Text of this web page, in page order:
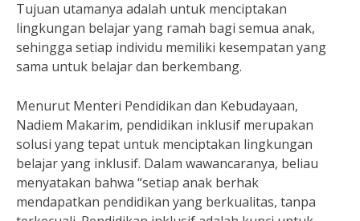
Tujuan utamanya adalah untuk menciptakan
lingkungan belajar yang ramah bagi semua anak,
sehingga setiap individu memiliki kesempatan yang
sama untuk belajar dan berkembang.
Menurut Menteri Pendidikan dan Kebudayaan,
Nadiem Makarim, pendidikan inklusif merupakan
solusi yang tepat untuk menciptakan lingkungan
belajar yang inklusif. Dalam wawancaranya, beliau
menyatakan bahwa “setiap anak berhak
mendapatkan pendidikan yang berkualitas, tanpa